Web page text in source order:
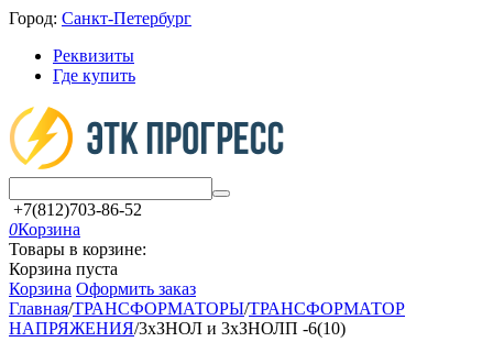
Город: Санкт-Петербург
Реквизиты
Где купить
+7(812)703-86-52
0Корзина
Товары в корзине:
Корзина пуста
Корзина Оформить заказ
Главная/ТРАНСФОРМАТОРЫ/ТРАНСФОРМАТОР
НАПРЯЖЕНИЯ/3хЗНОЛ и 3хЗНОЛП -6(10)